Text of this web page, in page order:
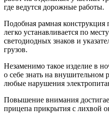
где ведутся дорожные работы.
Подобная рамная конструкция
легко устанавливается по
светодиодных знаков и
грузов.
Незаменимо такое изделие в
о себе знать на внушительном
любые нарушения
Повышение внимания
прицепа прикрытия с лихвой